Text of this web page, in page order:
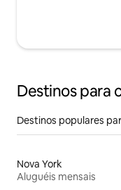
Destinos para
Destinos populares
Nova York
Aluguéis mensais